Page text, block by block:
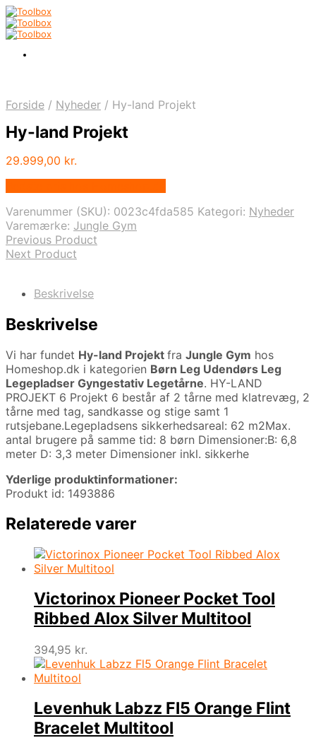
Forside / Nyheder / Hy-land Projekt
Hy-land Projekt
29.999,00 kr.
Varenummer (SKU): 0023c4fda585 Kategori: Nyheder
Varemærke: Jungle Gym
Previous Product
Next Product
Beskrivelse
Beskrivelse
Vi har fundet Hy-land Projekt fra Jungle Gym hos
Homeshop.dk i kategorien Børn Leg Udendørs Leg
Legepladser Gyngestativ Legetårne. HY-LAND
PROJEKT 6 Projekt 6 består af 2 tårne med klatrevæg, 2
tårne med tag, sandkasse og stige samt 1
rutsjebane.Legepladsens sikkerhedsareal: 62 m2Max.
antal brugere på samme tid: 8 børn Dimensioner:B: 6,8
meter D: 3,3 meter Dimensioner inkl. sikkerhe
Yderlige produktinformationer:
Produkt id: 1493886
Relaterede varer
Victorinox Pioneer Pocket Tool
Ribbed Alox Silver Multitool
394,95 kr.
Levenhuk Labzz Fl5 Orange Flint
Bracelet Multitool